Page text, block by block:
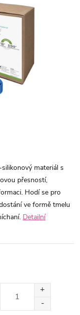
materiál s
přesností,
Hodí se pro
ve formě tmelu
Detailní